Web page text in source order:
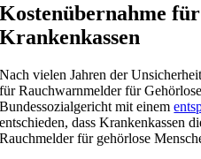
Kostenübernahme
Krankenkassen
Nach vielen Jahren der
für Rauchwarnmelder für
Bundessozialgericht mit einem
entschieden, dass Krankenkassen
Rauchmelder für gehörlose